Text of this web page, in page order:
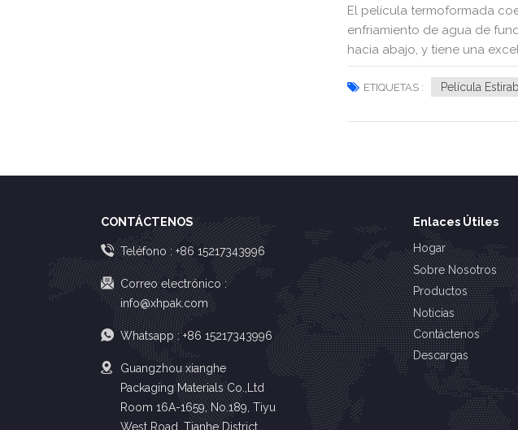
El película termoformada
enfriamiento de agua de
hacia abajo, y tiene una
ETIQUETAS : Película
CONTÁCTENOS
Teléfono :+86 15217343996
Correo electrónico :
info@xhpak.com
Whatsapp :+86 15217343996
Guangzhou xianghe
Packaging Materials Co.,Ltd
Room 16A-1659, No.189, Tiyu
West Road, Tianhe District,
Enlaces Útiles
Hogar
Sobre Nosotros
Productos
Noticias
Contáctenos
Descargas